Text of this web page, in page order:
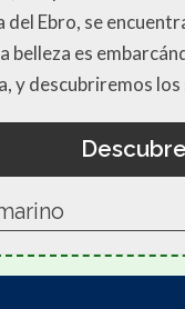
del Ebro, se
belleza es
y descubriremos